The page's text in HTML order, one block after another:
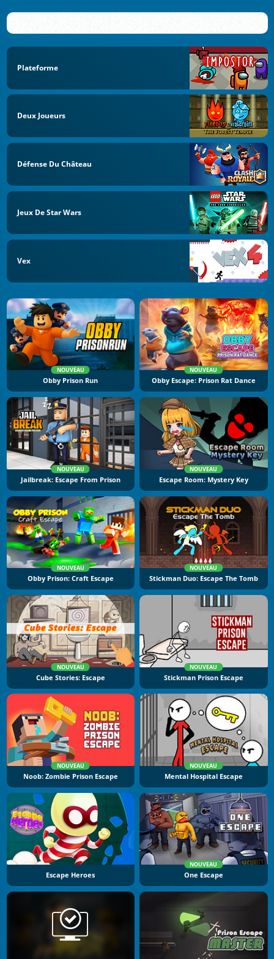
Plateforme
Deux Joueurs
Défense Du Château
Jeux De Star Wars
Vex
NOUVEAU
Obby Prison Run
NOUVEAU
Obby Escape: Prison Rat Dance
NOUVEAU
Jailbreak: Escape From Prison
NOUVEAU
Escape Room: Mystery Key
NOUVEAU
Obby Prison: Craft Escape
NOUVEAU
Stickman Duo: Escape The Tomb
NOUVEAU
Cube Stories: Escape
NOUVEAU
Stickman Prison Escape
NOUVEAU
Noob: Zombie Prison Escape
NOUVEAU
Mental Hospital Escape
Escape Heroes
NOUVEAU
One Escape